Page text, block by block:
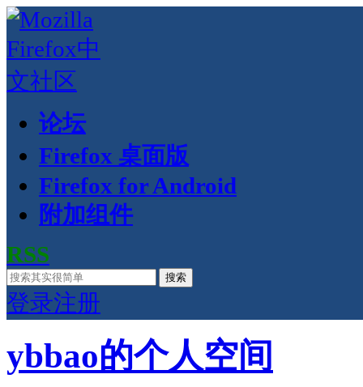
论坛
Firefox 桌面版
Firefox for Android
附加组件
RSS
搜索
登录注册
ybbao的个人空间